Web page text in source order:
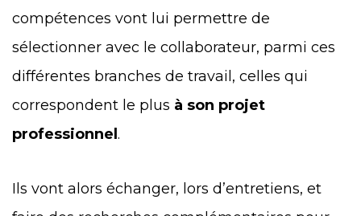
compétences vont lui permettre de
sélectionner avec le collaborateur, parmi ces
différentes branches de travail, celles qui
correspondent le plus à son projet
professionnel .
Ils vont alors échanger, lors d’entretiens, et